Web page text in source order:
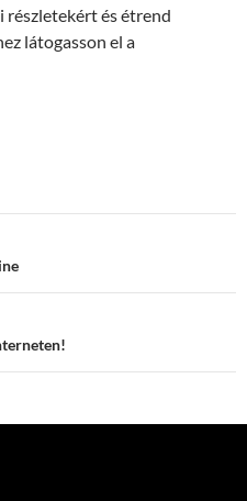
részletekért és étrend
látogasson el a